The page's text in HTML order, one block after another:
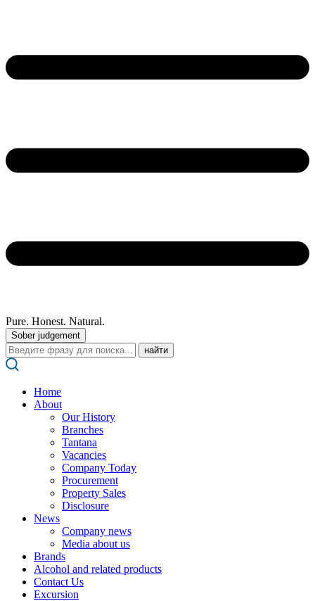
Pure. Honest. Natural.
Sober judgement
Поиск:
Home
About
Our History
Branches
Tantana
Vacancies
Company Today
Procurement
Property Sales
Disclosure
News
Company news
Media about us
Brands
Alcohol and related products
Contact Us
Excursion